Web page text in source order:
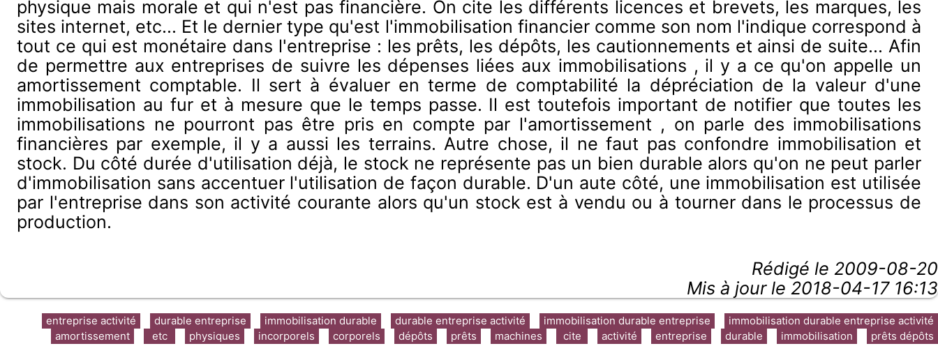
physique mais morale et qui n'est pas financière. On cite les différents licences et brevets, les marques, les
sites internet, etc... Et le dernier type qu'est l'immobilisation financier comme son nom l'indique correspond à
tout ce qui est monétaire dans l'entreprise : les prêts, les dépôts, les cautionnements et ainsi de suite... Afin
de permettre aux entreprises de suivre les dépenses liées aux immobilisations , il y a ce qu'on appelle un
amortissement comptable. Il sert à évaluer en terme de comptabilité la dépréciation de la valeur d'une
immobilisation au fur et à mesure que le temps passe. Il est toutefois important de notifier que toutes les
immobilisations ne pourront pas être pris en compte par l'amortissement , on parle des immobilisations
financières par exemple, il y a aussi les terrains. Autre chose, il ne faut pas confondre immobilisation et
stock. Du côté durée d'utilisation déjà, le stock ne représente pas un bien durable alors qu'on ne peut parler
d'immobilisation sans accentuer l'utilisation de façon durable. D'un aute côté, une immobilisation est utilisée
par l'entreprise dans son activité courante alors qu'un stock est à vendu ou à tourner dans le processus de
production.
Rédigé le 2009-08-20
Mis à jour le 2018-04-17 16:13
immobilisation durable entreprise activité
immobilisation durable entreprise
durable entreprise activité
immobilisation durable
durable entreprise
entreprise activité
prêts dépôts
immobilisation
durable
entreprise
activité
cite
machines
prêts
dépôts
corporels
incorporels
physiques
etc
amortissement